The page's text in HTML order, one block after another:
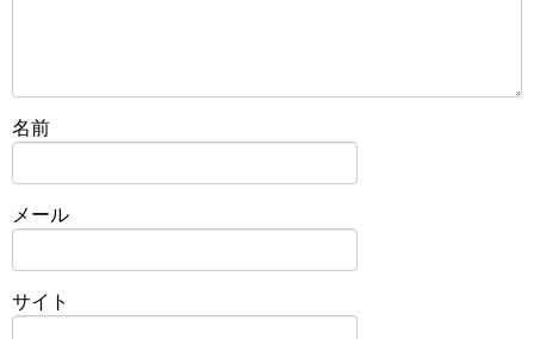
名前
メール
サイト